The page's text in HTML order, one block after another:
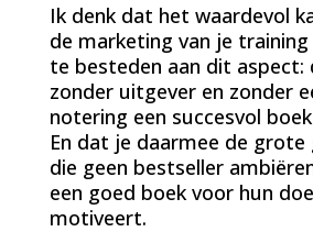
Ik denk dat het waardevol
de marketing van je
te besteden aan dit aspect:
zonder uitgever en zonder
notering een succesvol
En dat je daarmee de grote
die geen bestseller
een goed boek voor hun
motiveert.